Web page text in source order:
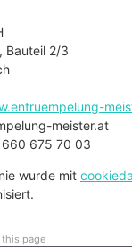
Bauteil 2/3
meister.at
660 675 70 03
wurde mit
this page